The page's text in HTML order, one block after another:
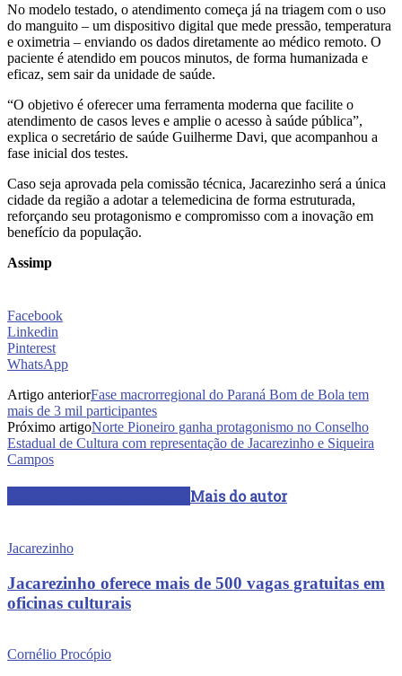
No modelo testado, o atendimento começa já na triagem com o uso
do manguito – um dispositivo digital que mede pressão, temperatura
e oximetria – enviando os dados diretamente ao médico remoto. O
paciente é atendido em poucos minutos, de forma humanizada e
eficaz, sem sair da unidade de saúde.
“O objetivo é oferecer uma ferramenta moderna que facilite o
atendimento de casos leves e amplie o acesso à saúde pública”,
explica o secretário de saúde Guilherme Davi, que acompanhou a
fase inicial dos testes.
Caso seja aprovada pela comissão técnica, Jacarezinho será a única
cidade da região a adotar a telemedicina de forma estruturada,
reforçando seu protagonismo e compromisso com a inovação em
benefício da população.
Assimp
Facebook
Linkedin
Pinterest
WhatsApp
Artigo anteriorFase macrorregional do Paraná Bom de Bola tem
mais de 3 mil participantes
Próximo artigoNorte Pioneiro ganha protagonismo no Conselho
Estadual de Cultura com representação de Jacarezinho e Siqueira
Campos
Mais do autor
Jacarezinho
Jacarezinho oferece mais de 500 vagas gratuitas em
oficinas culturais
Cornélio Procópio